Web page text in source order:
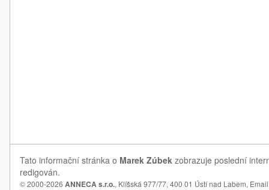
Tato informační stránka o Marek Zúbek zobrazuje poslední
redigován.
© 2000-2026 ANNECA s.r.o., Klíšská 977/77, 400 01 Ústí nad Labem,